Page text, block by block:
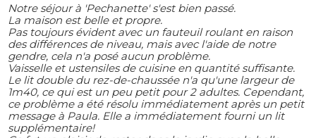
Notre séjour à 'Pechanette' s'est bien passé.
La maison est belle et propre.
Pas toujours évident avec un fauteuil roulant en raison
des différences de niveau, mais avec l'aide de notre
gendre, cela n'a posé aucun problème.
Vaisselle et ustensiles de cuisine en quantité suffisante.
Le lit double du rez-de-chaussée n'a qu'une largeur de
1m40, ce qui est un peu petit pour 2 adultes. Cependant,
ce problème a été résolu immédiatement après un petit
message à Paula. Elle a immédiatement fourni un lit
supplémentaire!